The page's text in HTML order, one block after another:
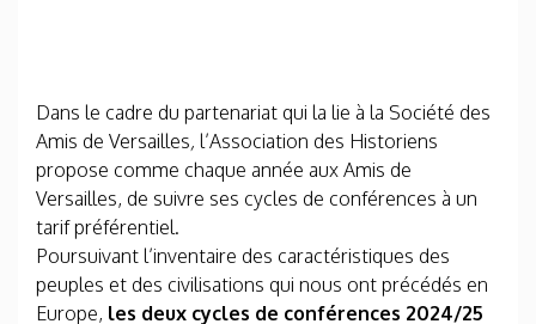
Dans le cadre du partenariat qui la lie à la Société des
Amis de Versailles, l’Association des Historiens
propose comme chaque année aux Amis de
Versailles, de suivre ses cycles de conférences à un
tarif préférentiel.
Poursuivant l’inventaire des caractéristiques des
peuples et des civilisations qui nous ont précédés en
Europe, les deux cycles de conférences 2024/25